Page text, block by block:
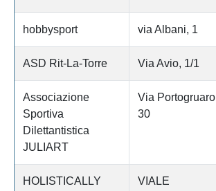
hobbysport via Albani, 1
ASD Rit-La-Torre Via Avio, 1/1
Associazione
Sportiva
Dilettantistica
JULIART
Via Portogruaro
30
HOLISTICALLY
VIALE